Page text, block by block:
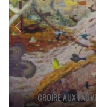
CROIRE AUX